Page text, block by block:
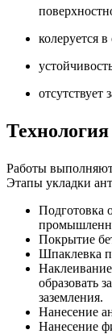
колеруется
отсутствует
Работы
Этапы укладки
Подготовка
Покрытие
Шпаклевка
образовать
заземления.
Нанесение
Нанесение